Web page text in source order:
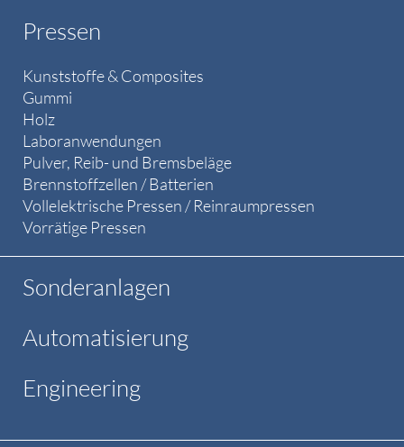
Pressen
Kunststoffe & Composites
Gummi
Holz
Laboranwendungen
Pulver, Reib- und Bremsbeläge
Brennstoffzellen / Batterien
Vollelektrische Pressen / Reinraumpressen
Vorrätige Pressen
Sonderanlagen
Automatisierung
Engineering